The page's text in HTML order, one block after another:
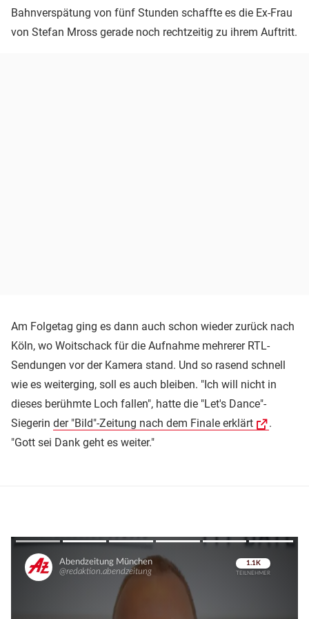
Bahnverspätung von fünf Stunden schaffte es die Ex-Frau
von Stefan Mross gerade noch rechtzeitig zu ihrem Auftritt.
Am Folgetag ging es dann auch schon wieder zurück nach
Köln, wo Woitschack für die Aufnahme mehrerer RTL-
Sendungen vor der Kamera stand. Und so rasend schnell
wie es weiterging, soll es auch bleiben. "Ich will nicht in
dieses berühmte Loch fallen", hatte die "Let's Dance"-
Siegerin der "Bild"-Zeitung nach dem Finale erklärt
.
"Gott sei Dank geht es weiter."
Überspringen